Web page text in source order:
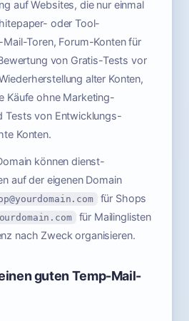
auf Websites, die nur einmal
oder Tool-
Toren, Forum-Konten für
von Gratis-Tests vor
alter Konten,
Käufe ohne Marketing-
Tests von Entwicklungs-
Konten.
können dienst-
auf der eigenen Domain
für Shops
für Mailinglisten
nach Zweck organisieren.
guten Temp-Mail-